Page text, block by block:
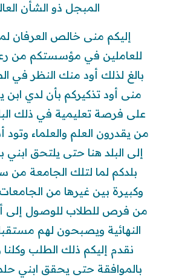
المبجل ذو الشأن
إليكم منى خالص العرفان
للعاملين في مؤسستكم من
بالغ لذلك أود منك النظر في
منى أود تذكيركم بأن لدي
على فرصة تعليمية في ذلك
من يقدرون العلم والعلماء
إلى البلد هنا حتى يلتحق ابني
بلدكم لما لتلك الجامعة
وكبيرة بين غيرها من
من فرص للطلاب للوصول إلى
النهائية ويصبحون لهم
نقدم إليكم ذلك الطلب
بالموافقة حتى يحقق ابني